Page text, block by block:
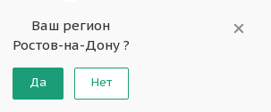
Ваш регион
Ростов-на-Дону ?
Да Нет